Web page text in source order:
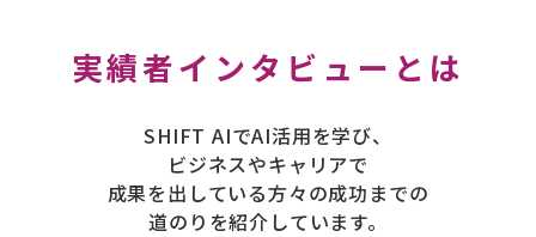
実績者インタビューとは
SHIFT AIでAI活用を学び、
ビジネスやキャリアで
成果を出している方々の成功までの
道のりを紹介しています。